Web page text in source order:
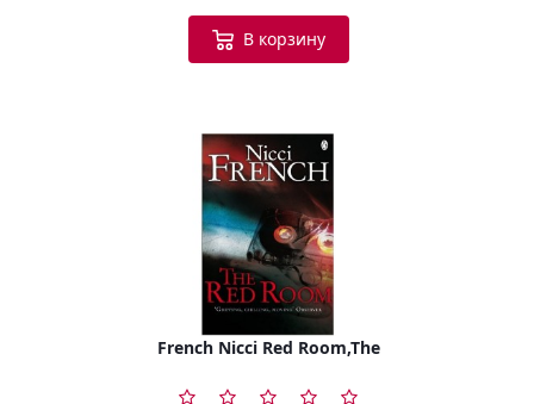
В корзину
French Nicci Red Room,The